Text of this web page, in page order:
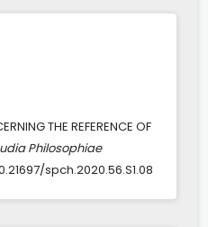
THE REFERENCE OF
Philosophiae
spch.2020.56.S1.08